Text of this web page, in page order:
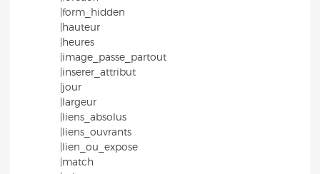
|form_hidden
|hauteur
|heures
|image_passe_partout
|inserer_attribut
|jour
|largeur
|liens_absolus
|liens_ouvrants
|lien_ou_expose
|match